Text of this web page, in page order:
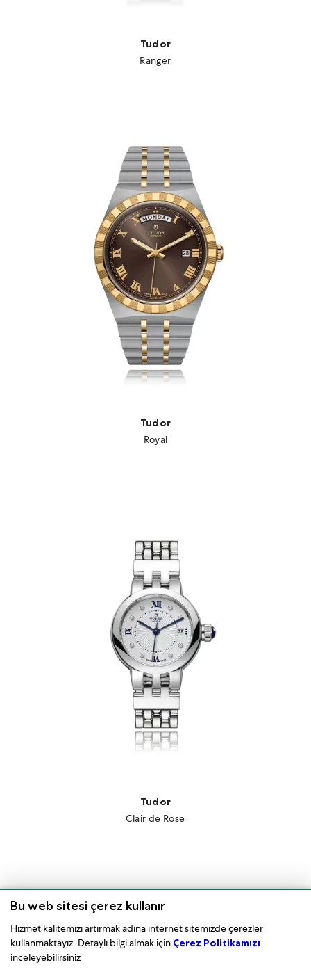
Tudor
Ranger
Tudor
Royal
Tudor
Clair de Rose
Saat Bakımı
Bu web sitesi çerez kullanır
Hizmet kalitemizi artırmak adına internet sitemizde çerezler
kullanmaktayız. Detaylı bilgi almak için Çerez Politikamızı
inceleyebilirsiniz